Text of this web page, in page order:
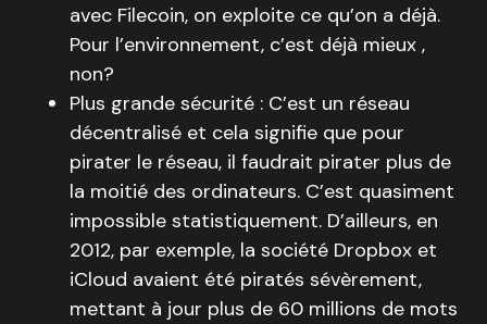
avec Filecoin, on exploite ce qu’on a déjà.
Pour l’environnement, c’est déjà mieux ,
non?
Plus grande sécurité : C’est un réseau
décentralisé et cela signifie que pour
pirater le réseau, il faudrait pirater plus de
la moitié des ordinateurs. C’est quasiment
impossible statistiquement. D’ailleurs, en
2012, par exemple, la société Dropbox et
iCloud avaient été piratés sévèrement,
mettant à jour plus de 60 millions de mots